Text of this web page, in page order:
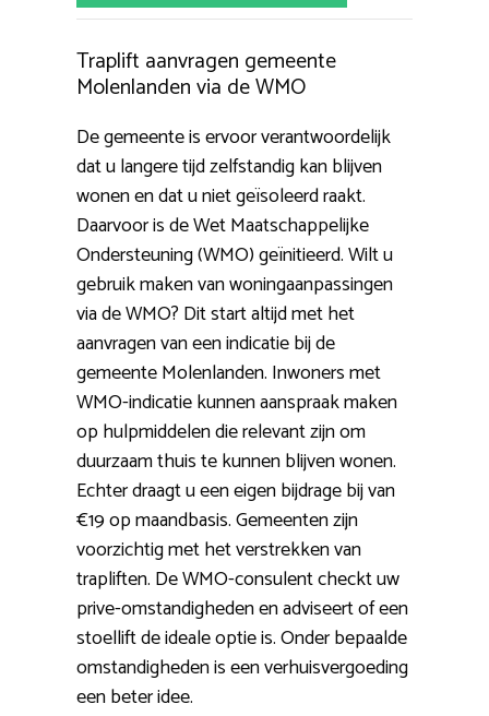
Traplift aanvragen gemeente
Molenlanden via de WMO
De gemeente is ervoor verantwoordelijk
dat u langere tijd zelfstandig kan blijven
wonen en dat u niet geïsoleerd raakt.
Daarvoor is de Wet Maatschappelijke
Ondersteuning (WMO) geïnitieerd. Wilt u
gebruik maken van woningaanpassingen
via de WMO? Dit start altijd met het
aanvragen van een indicatie bij de
gemeente Molenlanden. Inwoners met
WMO-indicatie kunnen aanspraak maken
op hulpmiddelen die relevant zijn om
duurzaam thuis te kunnen blijven wonen.
Echter draagt u een eigen bijdrage bij van
€19 op maandbasis. Gemeenten zijn
voorzichtig met het verstrekken van
trapliften. De WMO-consulent checkt uw
prive-omstandigheden en adviseert of een
stoellift de ideale optie is. Onder bepaalde
omstandigheden is een verhuisvergoeding
een beter idee.